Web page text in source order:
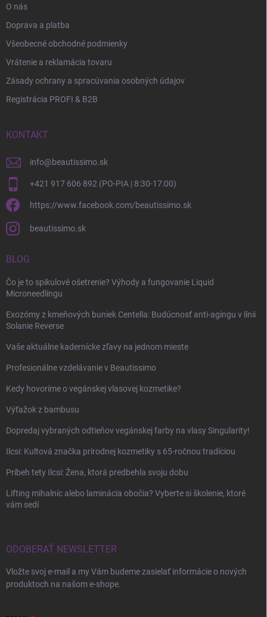
O nás
Doprava a platba
Všeobecné obchodné podmienky
Vrátenie a reklamácia tovaru
Zásady ochrany a spracúvania osobných údajov
Registrácia PROFI & B2B
KONTAKT
info@beautissimo.sk
+421 917 606 892 (PO-PIA | 8:30-17:00)
https://www.facebook.com/beautissimo.sk
beautissimo.sk
BLOG
Čo je to spikulové ošetrenie? Výhody a fungovanie Liquid
Microneedlingu
Exozómy z kmeňových buniek Centella: Budúcnosť anti-agingu v línii
Solanie Reverse
Vaše aktuálne kadernícke zľavy na jednom mieste
Profesionálne vzdelávanie v Beautissimo
Kedy hovoríme o vegánskej vlasovej kozmetike?
Výťažok z bambusu
Dopredaj vybraných odtieňov vegánskej farby na vlasy Singularity!
Ilcsi: Kultová značka prírodnej kozmetiky s 65-ročnou tradíciou
Príbeh tety Ilcsi: Žena, ktorá predbehla svoju dobu
Lifting mihalníc alebo laminácia obočia? Vyberte si školenie, ktoré
vám sedí
ODOBERAŤ NEWSLETTER
Vložte svoj e-mail a my Vám budeme zasielať informácie o nových
produktoch na našom e-shope.